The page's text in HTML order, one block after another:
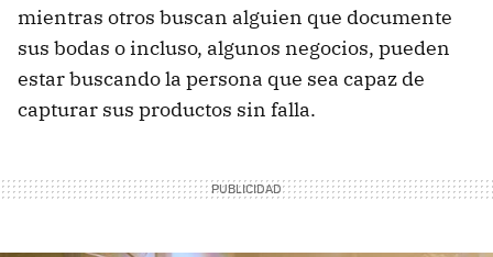
mientras otros buscan alguien que documente
sus bodas o incluso, algunos negocios, pueden
estar buscando la persona que sea capaz de
capturar sus productos sin falla.